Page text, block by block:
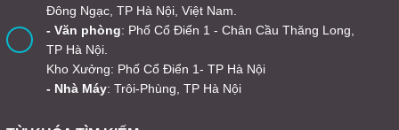
Đông Ngạc, TP Hà Nội, Việt Nam.
- Văn phòng: Phố Cổ Điển 1 - Chân Cầu Thăng Long,
TP Hà Nội.
Kho Xưởng: Phố Cổ Điển 1- TP Hà Nội
- Nhà Máy: Trôi-Phùng, TP Hà Nội